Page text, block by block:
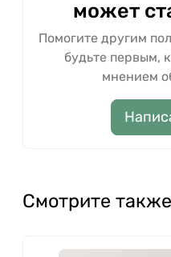
может
Помогите другим
будьте первым,
мнением
Смотрите также